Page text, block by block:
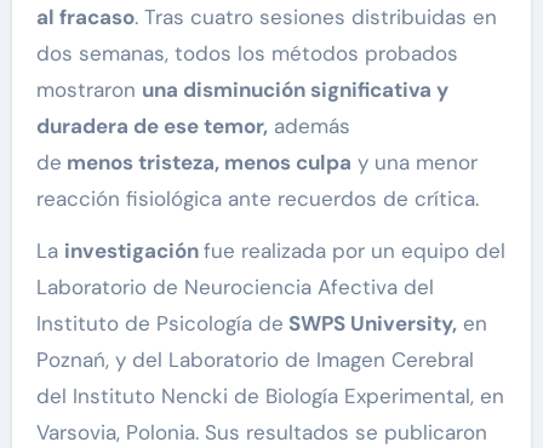
al fracaso. Tras cuatro sesiones distribuidas en
dos semanas, todos los métodos probados
mostraron una disminución significativa y
duradera de ese temor,además
de menostristeza, menos culpa y una menor
reacción fisiológica ante recuerdos de crítica.
La investigaciónfue realizada por un equipo del
Laboratorio de Neurociencia Afectiva del
Instituto de Psicología de SWPS University,en
Poznań, y del Laboratorio de Imagen Cerebral
del Instituto Nencki de Biología Experimental, en
Varsovia, Polonia. Sus resultados se publicaron